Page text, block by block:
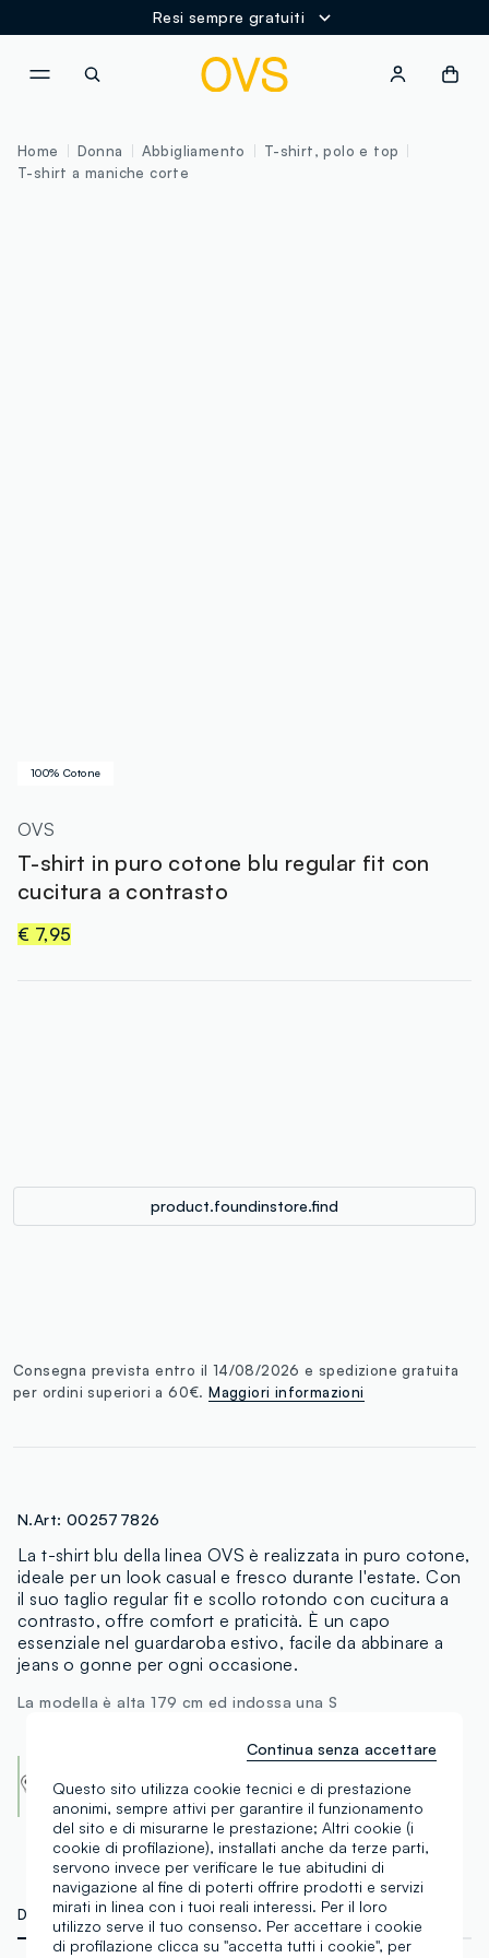
Resi sempre gratuiti
100% Cotone
Home Donna Abbigliamento
T-shirt, polo e top
T-shirt a maniche corte
OVS
T-shirt in puro cotone blu regular fit con
cucitura a contrasto
€ 7,95
product.foundinstore.find
Consegna prevista entro il 14/08/2026 e spedizione gratuita
per ordini superiori a 60€.Maggiori informazioni
N.Art: 002577826
La t-shirt blu della linea OVS è realizzata in puro cotone,
ideale per un look casual e fresco durante l'estate. Con
il suo taglio regular fit e scollo rotondo con cucitura a
contrasto, offre comfort e praticità. È un capo
essenziale nel guardaroba estivo, facile da abbinare a
jeans o gonne per ogni occasione.
La modella è alta 179 cm ed indossa una S
An initiative of the Aid by Trade Foundation
Scopri di più
DETTAGLI TECNICI MATERIALI E FILIERA
Questo sito utilizza cookie tecnici e di prestazione
anonimi, sempre attivi per garantire il funzionamento
del sito e di misurarne le prestazione; Altri cookie (i
cookie di profilazione), installati anche da terze parti,
servono invece per verificare le tue abitudini di
navigazione al fine di poterti offrire prodotti e servizi
mirati in linea con i tuoi reali interessi. Per il loro
utilizzo serve il tuo consenso. Per accettare i cookie
di profilazione clicca su "accetta tutti i cookie", per
Continua senza accettare